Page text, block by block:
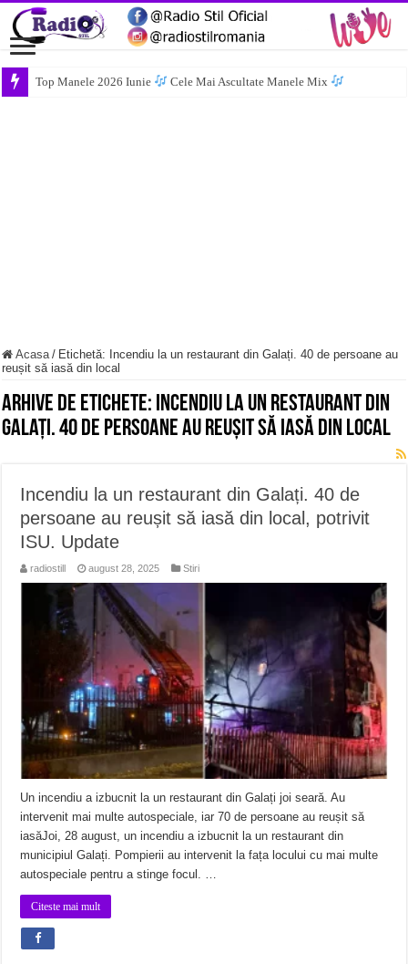
Top Manele 2026 Iunie Cele Mai Ascultate Manele Mix
Acasa / Etichetă: Incendiu la un restaurant din Galați. 40 de persoane au
reușit să iasă din local
Arhive de etichete: Incendiu la un restaurant din
Galați. 40 de persoane au reușit să iasă din local
Incendiu la un restaurant din Galați. 40 de
persoane au reușit să iasă din local, potrivit
ISU. Update
radiostill august 28, 2025 Stiri
Un incendiu a izbucnit la un restaurant din Galați joi seară. Au
intervenit mai multe autospeciale, iar 70 de persoane au reușit să
iasăJoi, 28 august, un incendiu a izbucnit la un restaurant din
municipiul Galați. Pompierii au intervenit la fața locului cu mai multe
autospeciale pentru a stinge focul. …
Citeste mai mult